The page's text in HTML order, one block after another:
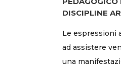
DISCIPLINE
Le espressioni
ad assistere
una